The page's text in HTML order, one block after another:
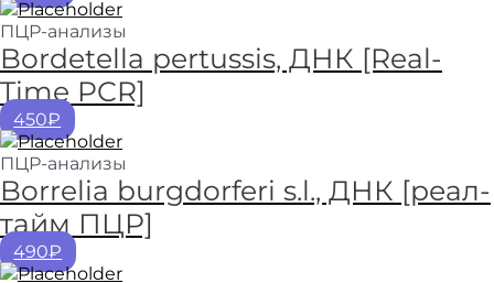
ПЦР-анализы
Bordetella pertussis, ДНК [Real-
Time PCR]
450₽
ПЦР-анализы
Borrelia burgdorferi s.l., ДНК [реал-
тайм ПЦР]
490₽